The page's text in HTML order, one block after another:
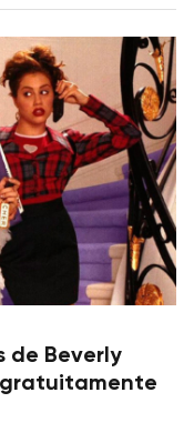
de Beverly
gratuitamente